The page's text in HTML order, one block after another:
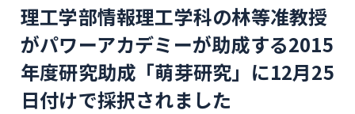
理工学部情報理工学科の林等准教授
がパワーアカデミーが助成する2015
年度研究助成「萌芽研究」に12月25
日付けで採択されました